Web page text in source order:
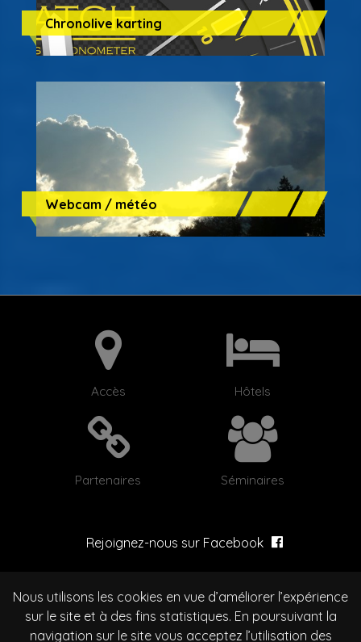
Nous utilisons les cookies en vue d’améliorer l’expérience
sur le site et à des fins statistiques. En poursuivant la
navigation sur le site vous acceptez l’utilisation des
Chronolive karting
Webcam / météo
Accès Hôtels
Partenaires Séminaires
Rejoignez-nous sur Facebook
FR-25270 Septfontaine
Tél. +33(0)3 81 49 55 44
circuit @circuitdelenclos.com